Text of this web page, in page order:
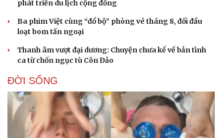
phát triển du lịch cộng đồng
Ba phim Việt cùng “đổ bộ” phòng vé tháng 8, đối đầu
loạt bom tấn ngoại
Thanh âm vượt đại dương: Chuyện chưa kể về bản tình
ca từ chốn ngục tù Côn Đảo
ĐỜI SỐNG